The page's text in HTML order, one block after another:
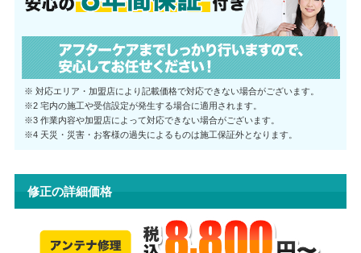
※ 対応エリア・加盟店により記載価格で対応できない場合がございます。
※2 宅内の施工や受信設定が発生する場合に適用されます。
※3 作業内容や加盟店によって対応できない場合がございます。
※4 天災・災害・お客様の過失によるものは施工保証外となります。
修正の詳細価格